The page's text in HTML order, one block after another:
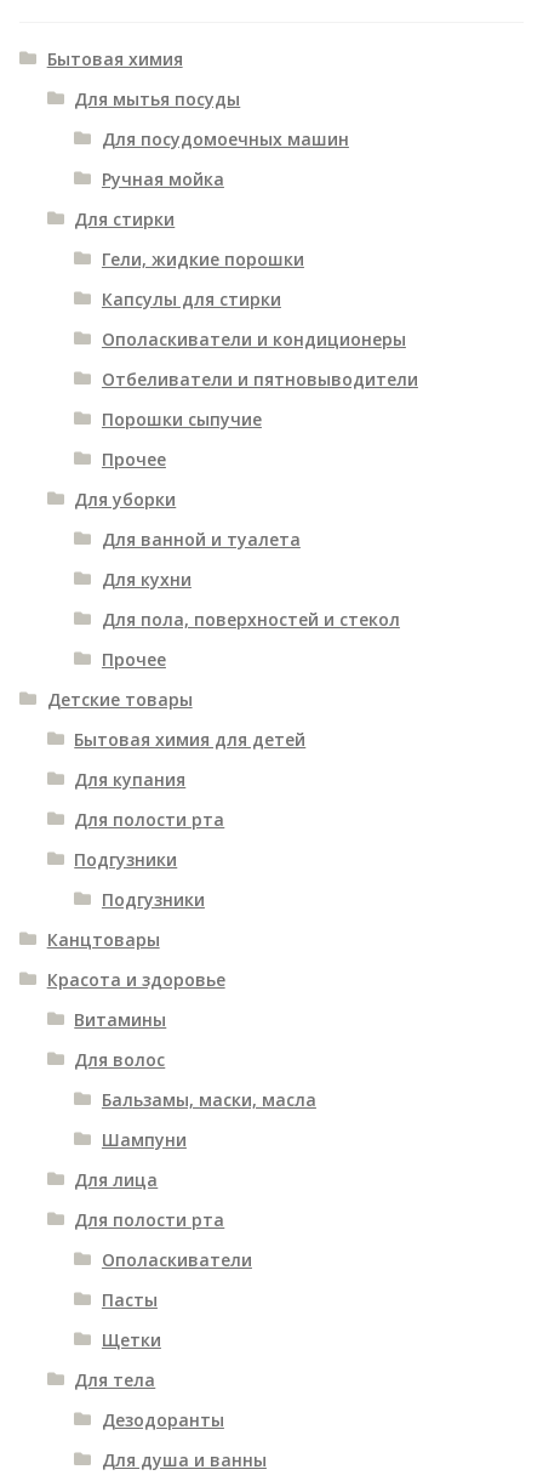
Чай
Листовой
Сыры и молочные продукты
Соусы, приправы и специи
Товары для дома
Канцтовары
Бытовая химия
Для мытья посуды
Для посудомоечных машин
Ручная мойка
Для стирки
Гели, жидкие порошки
Капсулы для стирки
Ополаскиватели и кондиционеры
Отбеливатели и пятновыводители
Порошки сыпучие
Прочее
Для уборки
Для ванной и туалета
Для кухни
Для пола, поверхностей и стекол
Прочее
Детские товары
Бытовая химия для детей
Для купания
Для полости рта
Подгузники
Подгузники
Канцтовары
Красота и здоровье
Витамины
Для волос
Бальзамы, маски, масла
Шампуни
Для лица
Для полости рта
Ополаскиватели
Пасты
Щетки
Для тела
Дезодоранты
Для душа и ванны